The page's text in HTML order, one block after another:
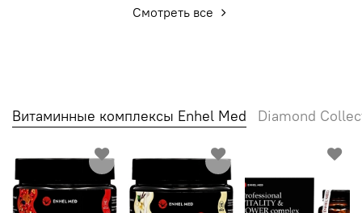
Смотреть все
Витаминные комплексы Enhel Med Diamond